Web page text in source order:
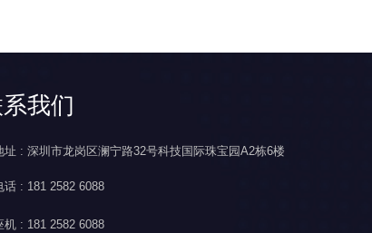
我们
址 : 深圳市龙岗区澜宁路32号科技国际珠宝园A2栋6楼
话 : 181 2582 6088
机 : 181 2582 6088